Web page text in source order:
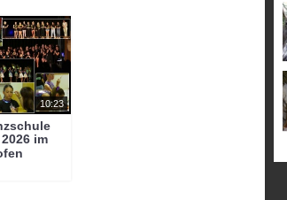
10:23
im